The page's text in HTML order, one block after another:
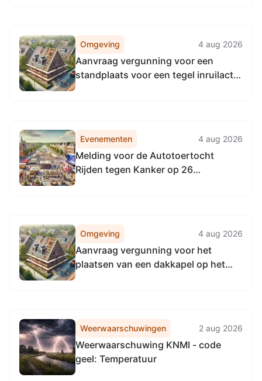
Omgeving 4 aug 2026
Aanvraag vergunning voor een
standplaats voor een tegel inruilactie
Evenementen 4 aug 2026
Melding voor de Autotoertocht
Rijden tegen Kanker op 26
Omgeving 4 aug 2026
Aanvraag vergunning voor het
plaatsen van een dakkapel op het
Weerwaarschuwingen 2 aug 2026
Weerwaarschuwing KNMI - code
geel: Temperatuur